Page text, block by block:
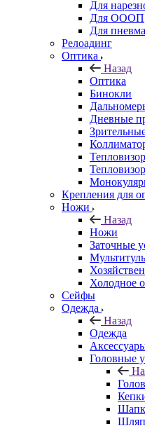
Для
Для ОООП
Для
Релоадинг
Оптика
Назад
Оптика
Бинокли
Дневные
Крепления для
Ножи
Назад
Ножи
Заточные
Холодное
Сейфы
Одежда
Назад
Одежда
Головные